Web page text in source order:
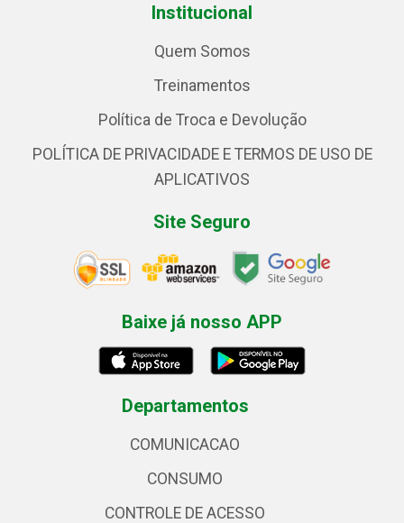
Institucional
Quem Somos
Treinamentos
Política de Troca e Devolução
POLÍTICA DE PRIVACIDADE E TERMOS DE USO DE
APLICATIVOS
Site Seguro
Baixe já nosso APP
Departamentos
COMUNICACAO
CONSUMO
CONTROLE DE ACESSO